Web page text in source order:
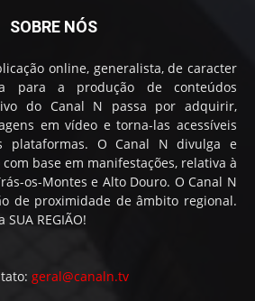
SOBRE NÓS
online, generalista, de caracter
para a produção de conteúdos
do Canal N passa por adquirir,
em vídeo e torna-las acessíveis
plataformas. O Canal N divulga e
base em manifestações, relativa à
os-Montes e Alto Douro. O Canal N
de proximidade de âmbito regional.
REGIÃO!
geral@canaln.tv